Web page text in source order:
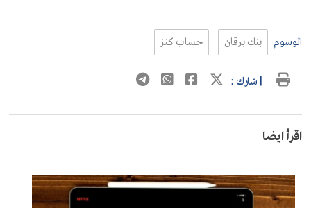
الوسوم بنك برقان حساب كنز
| شارك :
اقرأ ايضا